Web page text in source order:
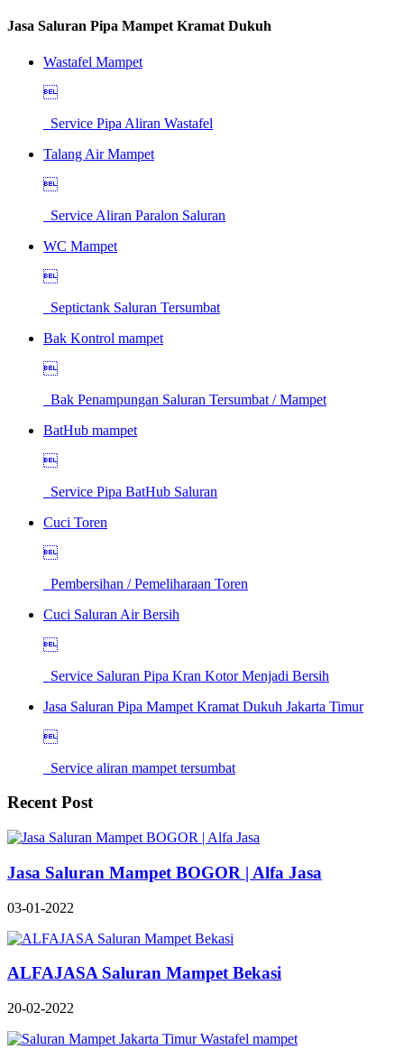
Jasa Saluran Pipa Mampet Kramat Dukuh
Wastafel Mampet

Service Pipa Aliran Wastafel
Talang Air Mampet

Service Aliran Paralon Saluran
WC Mampet

Septictank Saluran Tersumbat
Bak Kontrol mampet

Bak Penampungan Saluran Tersumbat / Mampet
BatHub mampet

Service Pipa BatHub Saluran
Cuci Toren

Pembersihan / Pemeliharaan Toren
Cuci Saluran Air Bersih

Service Saluran Pipa Kran Kotor Menjadi Bersih
Jasa Saluran Pipa Mampet Kramat Dukuh Jakarta Timur

Service aliran mampet tersumbat
Recent Post
Jasa Saluran Mampet BOGOR | Alfa Jasa
03-01-2022
ALFAJASA Saluran Mampet Bekasi
20-02-2022